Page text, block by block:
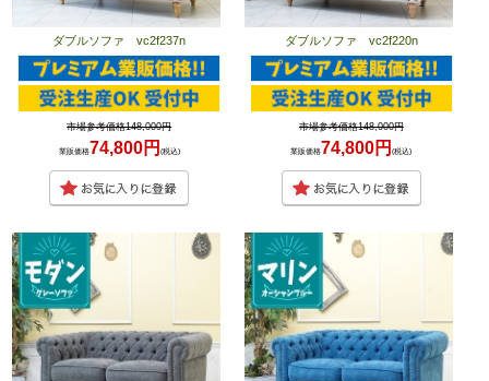
ダブルソファ vc2f237n
市場参考価格148,000円
業販価格74,800円 (税込)
ダブルソファ vc2f220n
市場参考価格148,000円
業販価格74,800円(税込)